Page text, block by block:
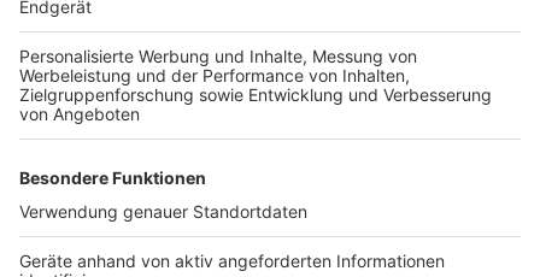
Weitere Themen von Rhein und Erft
Hauptausschuss verweist Antrag auf Tempo 30 in